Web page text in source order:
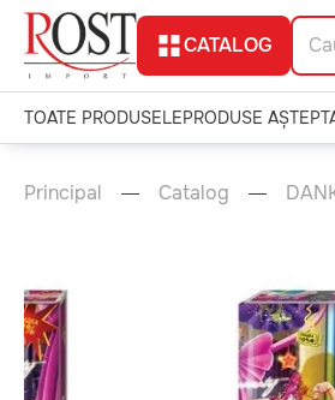
CATALOG
TOATE PRODUSELEPRODUSE
Principal Catalog